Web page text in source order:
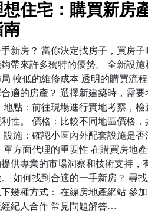
住宅：購買新房
新房？ 當你決定找房子，買房子
帶來許多獨特的優勢。 全新設施
較低的維修成本 透明的購買流
適的房產？ 選擇新建築時，需要
地點：前往現場進行實地考察，檢
性。 價格：比較不同地區價格，
設施：確認小區內外配套設施是否
單方面代理的重要性 在購買房地
供專業的市場洞察和技術支持，
如何找到合適的一手新房？ 尋
幾種方式： 在線房地產網站 參
紀人合作 常見問題解答…